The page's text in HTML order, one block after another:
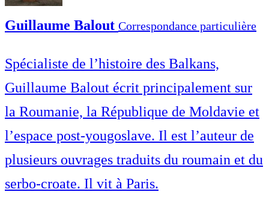
Guillaume Balout Correspondance particulière
Spécialiste de l’histoire des Balkans,
Guillaume Balout écrit principalement sur
la Roumanie, la République de Moldavie et
l’espace post-yougoslave. Il est l’auteur de
plusieurs ouvrages traduits du roumain et du
serbo-croate. Il vit à Paris.